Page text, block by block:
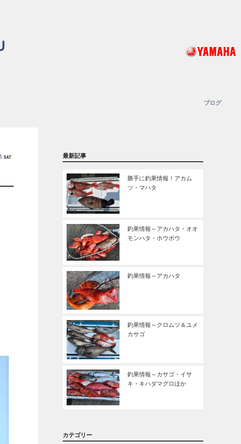
ブログ
SAT 最新記事
勝手に釣果情報！アカム
ツ・マハタ
釣果情報～アカハタ・オオ
モンハタ・ホウボウ
釣果情報～アカハタ
釣果情報～クロムツ＆ユメ
カサゴ
釣果情報～カサゴ・イサ
キ・キハダマグロほか
カテゴリー